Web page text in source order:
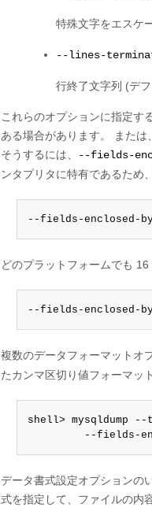
特殊文字をエスケ
--lines-
行終了文字列 (デフ
これらのオプションに指定す
ある場合があります。 または
そうするには、
--fields-
ンタプリタに特有であるため
--fields-enclosed-
どのプラットフォームでも 16
--fields-enclosed-
複数のデータフォーマットオ
たカンマ区切り値フォーマッ
shell> mysqldump
--fields-
データ書式設定オプションの
式を指定して、ファイルの内